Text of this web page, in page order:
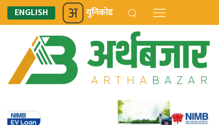
ENGLISH युनिकोड